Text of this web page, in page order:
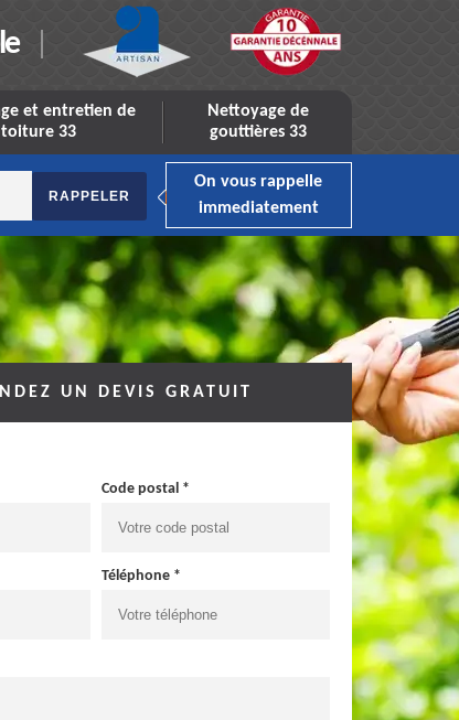
et entretien de
toiture 33
Nettoyage de
gouttières 33
On vous rappelle
immediatement
UN DEVIS GRATUIT
Code postal *
Téléphone *